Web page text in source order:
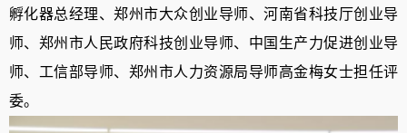
孵化器总经理、郑州市大众创业导师、河南省科技厅创业导
师、郑州市人民政府科技创业导师、中国生产力促进创业导
师、工信部导师、郑州市人力资源局导师高金梅女士担任评
委。